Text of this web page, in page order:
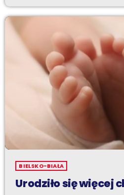
BIELSKO-BIAŁA
Urodziło się więcej